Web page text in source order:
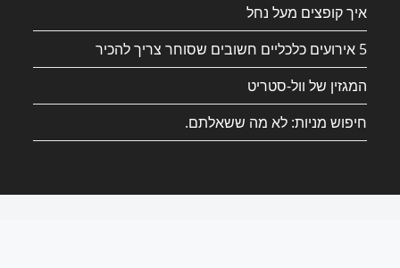
איך קופצים מעל נחל
5 אירועים כלכליים חשובים שסוחר צריך להכיר
המגזין של וול-סטריט
חיפוש מניות: לא מה ששאלתם.